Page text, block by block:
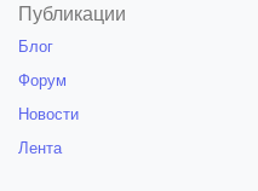
Публикации
Блог
Форум
Новости
Лента